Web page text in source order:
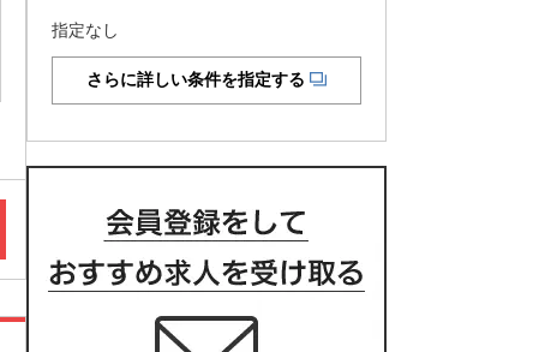
指定なし
さらに詳しい条件を指定する